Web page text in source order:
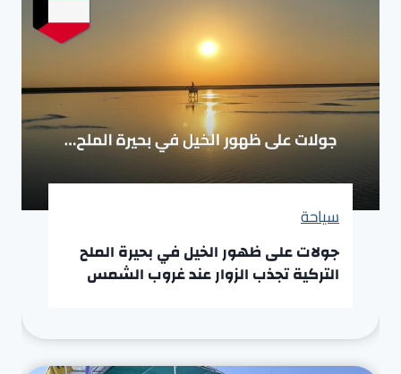
سياحة
جولات على ظهور الخيل في بحيرة الملح
التركية تجذب الزوار عند غروب الشمس